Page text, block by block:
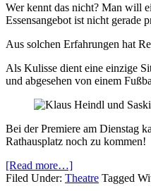
Wer kennt das nicht? Man will
Essensangebot ist nicht gerade
Aus solchen Erfahrungen hat
Als Kulisse dient eine einzige
und abgesehen von einem
Bei der Premiere am Dienstag
Rathausplatz noch zu kommen!
[Read more…]
Filed Under: Theatre Tagged